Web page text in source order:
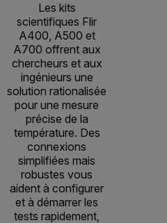
Les kits
scientifiques Flir
A400, A500 et
A700 offrent aux
chercheurs et aux
ingénieurs une
solution rationalisée
pour une mesure
précise de la
température. Des
connexions
simplifiées mais
robustes vous
aident à configurer
et à démarrer les
tests rapidement,